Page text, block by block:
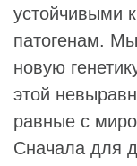
устойчивыми
патогенам.
новую
этой
равные с
Сначала для